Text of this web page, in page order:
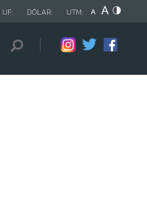
UF: DÓLAR: UTM: